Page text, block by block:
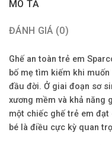
MÔ TẢ
ĐÁNH GIÁ (0)
Ghế an toàn trẻ em
bố mẹ tìm kiếm khi
đầu đời. Ở giai đoạn sơ
xương mềm và khả năng
một chiếc ghế trẻ em đạt
bé là điều cực kỳ quan